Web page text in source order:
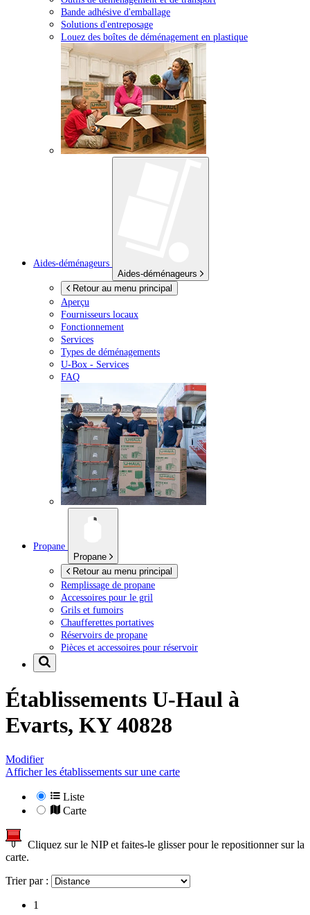
Bande adhésive d'emballage
Solutions d'entreposage
Louez des boîtes de déménagement en plastique
Aides-déménageurs
Aides-déménageurs
Retour au menu principal
Aperçu
Fournisseurs locaux
Fonctionnement
Services
Types de déménagements
U-Box - Services
FAQ
Propane
Propane
Retour au menu principal
Remplissage de propane
Accessoires pour le gril
Grils et fumoirs
Chaufferettes portatives
Réservoirs de propane
Pièces et accessoires pour réservoir
Établissements U-Haul à
Evarts, KY 40828
Modifier
Afficher les établissements sur une carte
Liste
Carte
Cliquez sur le NIP et faites-le glisser pour le repositionner sur la
carte.
Trier par :
1